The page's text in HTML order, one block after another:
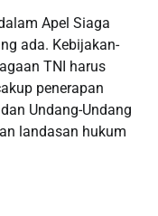
Apel Siaga
ada. Kebijakan-
TNI harus
penerapan
Undang-Undang
landasan hukum